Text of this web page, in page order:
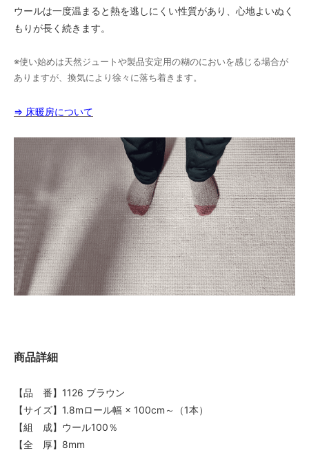
ウールは一度温まると熱を逃しにくい性質があり、心地よいぬく
もりが長く続きます。
※使い始めは天然ジュートや製品安定用の糊のにおいを感じる場合が
ありますが、換気により徐々に落ち着きます。
⇒ 床暖房について
商品詳細
【品 番】1126 ブラウン
【サイズ】1.8mロール幅 × 100cm～（1本）
【組 成】ウール100％
【全 厚】8mm